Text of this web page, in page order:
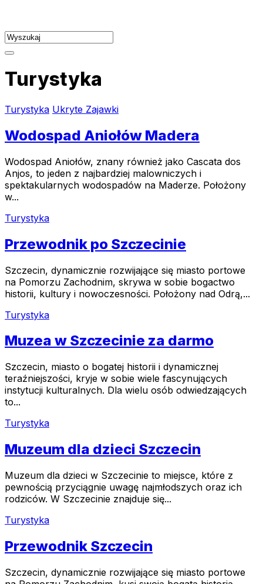
content
Turystyka
Turystyka Ukryte Zajawki
Wodospad Aniołów Madera
Wodospad Aniołów, znany również jako Cascata dos
Anjos, to jeden z najbardziej malowniczych i
spektakularnych wodospadów na Maderze. Położony
w...
Turystyka
Przewodnik po Szczecinie
Szczecin, dynamicznie rozwijające się miasto portowe
na Pomorzu Zachodnim, skrywa w sobie bogactwo
historii, kultury i nowoczesności. Położony nad Odrą,...
Turystyka
Muzea w Szczecinie za darmo
Szczecin, miasto o bogatej historii i dynamicznej
teraźniejszości, kryje w sobie wiele fascynujących
instytucji kulturalnych. Dla wielu osób odwiedzających
to...
Turystyka
Muzeum dla dzieci Szczecin
Muzeum dla dzieci w Szczecinie to miejsce, które z
pewnością przyciągnie uwagę najmłodszych oraz ich
rodziców. W Szczecinie znajduje się...
Turystyka
Przewodnik Szczecin
Szczecin, dynamicznie rozwijające się miasto portowe